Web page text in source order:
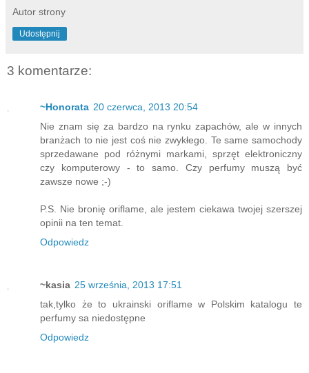
Autor strony
Udostępnij
3 komentarze:
~Honorata 20 czerwca, 2013 20:54
Nie znam się za bardzo na rynku zapachów, ale w innych
branżach to nie jest coś nie zwykłego. Te same samochody
sprzedawane pod różnymi markami, sprzęt elektroniczny
czy komputerowy - to samo. Czy perfumy muszą być
zawsze nowe ;-)
P.S. Nie bronię oriflame, ale jestem ciekawa twojej szerszej
opinii na ten temat.
Odpowiedz
~kasia 25 września, 2013 17:51
tak,tylko że to ukrainski oriflame w Polskim katalogu te
perfumy sa niedostępne
Odpowiedz